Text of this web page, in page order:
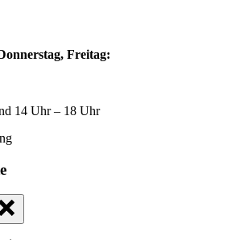
Freitag:
14 Uhr – 18 Uhr